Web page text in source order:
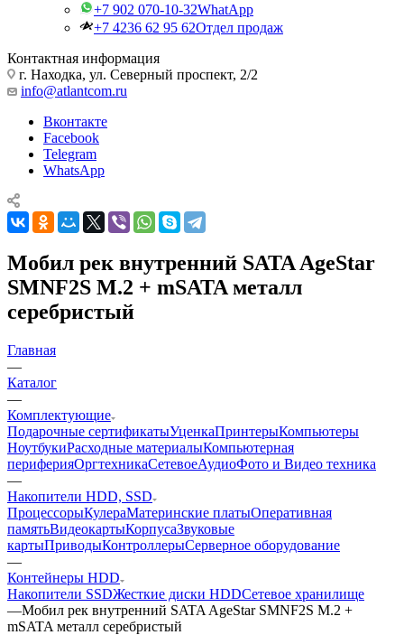
+7 902 070-10-32WhatApp
+7 4236 62 95 62Отдел продаж
Контактная информация
г. Находка, ул. Северный проспект, 2/2
info@atlantcom.ru
Вконтакте
Facebook
Telegram
WhatsApp
Мобил рек внутренний SATA AgeStar
SMNF2S M.2 + mSATA металл
серебристый
Главная
—
Каталог
—
Комплектующие
Подарочные сертификатыУценкаПринтерыКомпьютеры
НоутбукиРасходные материалыКомпьютерная
периферияОргтехникаСетевоеАудиоФото и Видео техника
—
Накопители HDD, SSD
ПроцессорыКулераМатеринские платыОперативная
памятьВидеокартыКорпусаЗвуковые
картыПриводыКонтроллерыCерверное оборудование
—
Контейнеры HDD
Накопители SSDЖесткие диски HDDСетевое хранилище
—Мобил рек внутренний SATA AgeStar SMNF2S M.2 +
mSATA металл серебристый